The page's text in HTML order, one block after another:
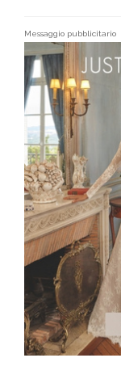
Messaggio pubblicitario